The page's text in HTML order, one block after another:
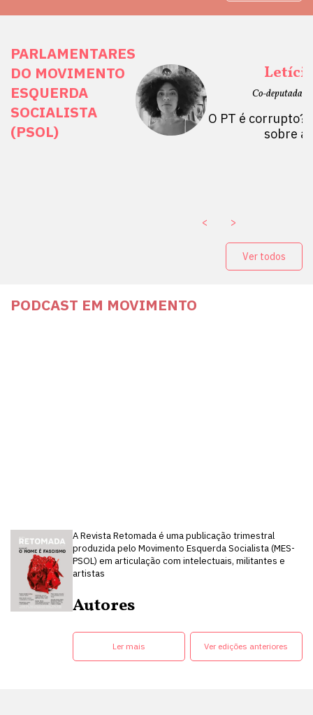
PARLAMENTARES
DO MOVIMENTO
ESQUERDA
SOCIALISTA
(PSOL)
Direitos
do Sul, SP)
Mulheres por +
Público abre
Co-deputada
O PT é corrupto?
sobre a
< >
Ver todos
PODCAST EM MOVIMENTO
A Revista Retomada é uma publicação trimestral
produzida pelo Movimento Esquerda Socialista (MES-
PSOL) em articulação com intelectuais, militantes e
artistas
Autores
Ler mais Ver edições anteriores